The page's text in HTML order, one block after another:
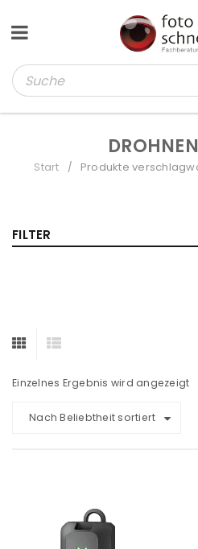
Start / Produkte
FILTER
Einzelnes Ergebnis wird angezeigt
Nach Beliebtheit sortiert